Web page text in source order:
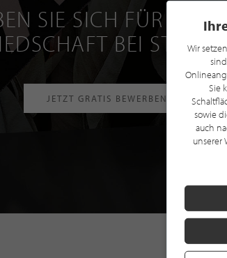
SIE SICH FÜR EINE
BEI
JETZT GRATIS BEWERBEN
Wir
Sie
sowie
auch
unserer